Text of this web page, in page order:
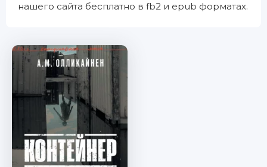
нашего сайта бесплатно в fb2 и epub форматах.